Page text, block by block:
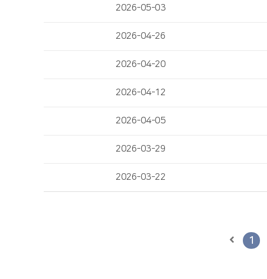
2026-05-03
2026-04-26
2026-04-20
2026-04-12
2026-04-05
2026-03-29
2026-03-22
1